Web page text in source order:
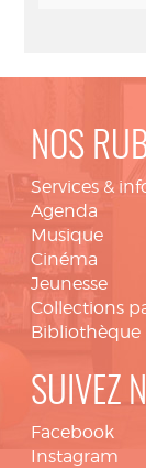
NOS
Services &
Agenda
Musique
Cinéma
Jeunesse
Collections
SUIVEZ
Facebook
Instagram